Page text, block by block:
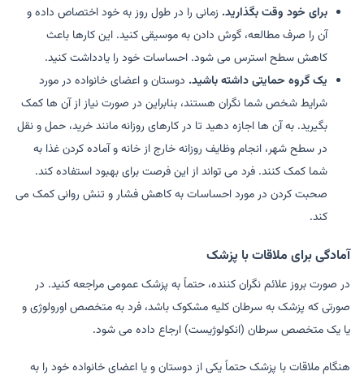
برای خود وقت بگذارید. زمانی را در طول روز به خود اختصاص داده و
آن را صرف مطالعه، گوش دادن به موسیقی کنید. این کارها باعث
کاهش سطح استرس می شود. احساسات خود را یادداشت کنید.
یک گروه حمایتی داشته باشید. دوستان و اعضای خانواده در مورد
شرایط شخص شما نگران هستند، بنابراین در صورت نیاز از آن ها کمک
بگیرید. به آن ها اجازه دهید تا در کارهای روزانه مانند خرید، حمل و نقل
در سطح شهر، انجام وظایف روزانه خارج از خانه و آماده کردن غذا به
شما کمک کنند. فرد می تواند از این فرصت برای بهبود استفاده کند.
صحبت کردن در مورد احساسات به کاهش فشار و تنش روانی کمک می
کند.
آمادگی برای ملاقات با پزشک
در صورت بروز علائم نگران کننده، حتماً به پزشک عمومی مراجعه کنید. در
صورتی که پزشک به سرطان کلیه مشکوک باشد، فرد به متخصص اورولوژی و
یا یک متخصص سرطان (انکولوژیست) ارجاع داده می شود.
هنگام ملاقات با پزشک حتماً یکی از دوستان و یا اعضای خانواده خود را به